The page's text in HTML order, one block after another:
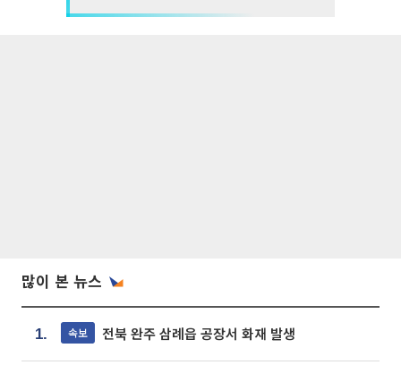
많이 본 뉴스
1. 속보 전북 완주 삼례읍 공장서 화재 발생